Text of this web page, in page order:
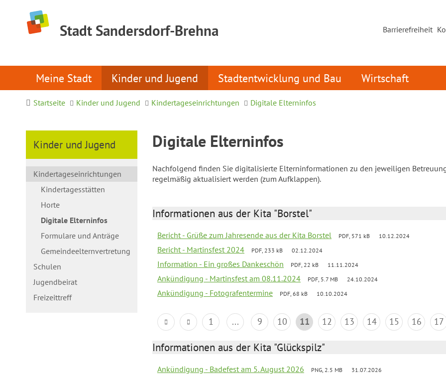
Stadt Sandersdorf-Brehna Barrierefreiheit
Meine Stadt Kinder und Jugend Stadtentwicklung und Bau Wirtschaft
Startseite Kinder und Jugend Kindertageseinrichtungen Digitale Elterninfos
Kinder und Jugend
Kindertageseinrichtungen
Kindertagesstätten
Horte
Digitale Elterninfos
Formulare und Anträge
Gemeindeelternvertretung
Schulen
Jugendbeirat
Freizeittreff
Digitale Elterninfos
Nachfolgend finden Sie digitalisierte Elterninformationen zu den jeweiligen
regelmäßig aktualisiert werden (zum Aufklappen).
Informationen aus der Kita "Borstel"
Bericht - Grüße zum Jahresende aus der Kita Borstel PDF, 571 kB 10.12.2024
Bericht - Martinsfest 2024 PDF, 233 kB 02.12.2024
Information - Ein großes Dankeschön PDF, 22 kB 11.11.2024
Ankündigung - Martinsfest am 08.11.2024 PDF, 5.7 MB 24.10.2024
Ankündigung - Fotografentermine PDF, 68 kB 10.10.2024
1 ... 9 10 11 12 13 14 15 16 17
Informationen aus der Kita "Glückspilz"
Ankündigung - Badefest am 5. August 2026 PNG, 2.5 MB 31.07.2026